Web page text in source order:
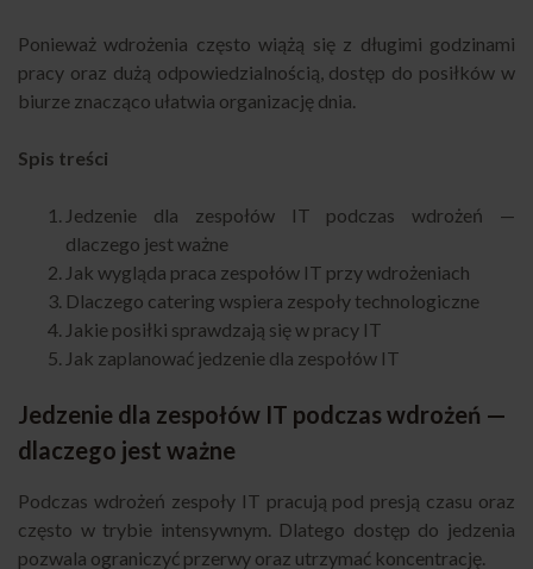
Ponieważ wdrożenia często wiążą się z długimi godzinami
pracy oraz dużą odpowiedzialnością, dostęp do posiłków w
biurze znacząco ułatwia organizację dnia.
Spis treści
Jedzenie dla zespołów IT podczas wdrożeń —
dlaczego jest ważne
Jak wygląda praca zespołów IT przy wdrożeniach
Dlaczego catering wspiera zespoły technologiczne
Jakie posiłki sprawdzają się w pracy IT
Jak zaplanować jedzenie dla zespołów IT
Jedzenie dla zespołów IT podczas wdrożeń —
dlaczego jest ważne
Podczas wdrożeń zespoły IT pracują pod presją czasu oraz
często w trybie intensywnym. Dlatego dostęp do jedzenia
pozwala ograniczyć przerwy oraz utrzymać koncentrację.